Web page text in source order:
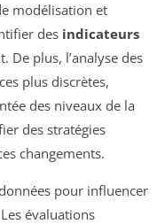
modélisation et
des indicateurs
De plus, l’analyse des
plus discrètes,
des niveaux de la
des stratégies
changements.
pour influencer
évaluations